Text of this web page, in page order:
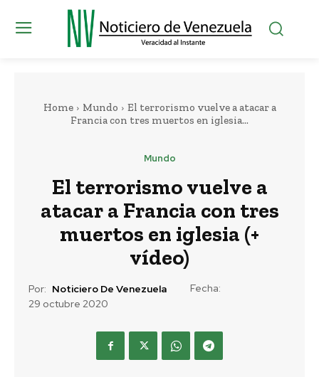
Home Mundo
El terrorismo vuelve a atacar a
Francia con tres muertos en iglesia...
Mundo
El terrorismo vuelve a
atacar a Francia con tres
muertos en iglesia (+
vídeo)
Por: Noticiero De Venezuela
Fecha:
29 octubre 2020